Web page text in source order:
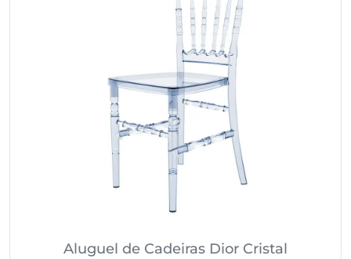
Aluguel de Cadeiras Dior Cristal